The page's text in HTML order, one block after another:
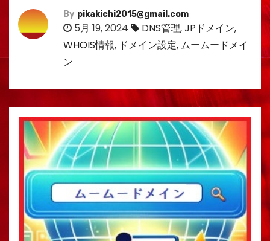
By pikakichi2015@gmail.com
5月 19, 2024 DNS管理,JPドメイン,
WHOIS情報, ドメイン設定, ムームードメイ
ン